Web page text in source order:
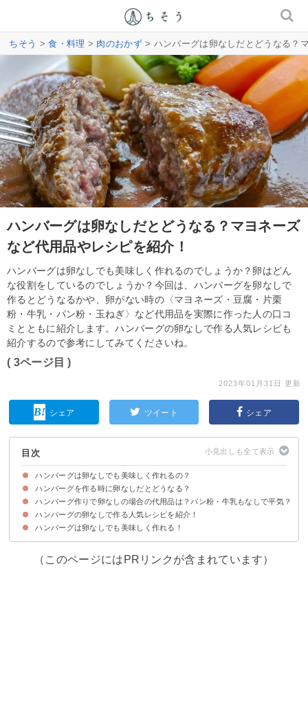
ちそう >食・料理 > 肉のおかず> ハンバーグは卵なしだとどうなる？
ハンバーグは卵なしだとどうなる？マヨネーズ
など代用品やレシピを紹介！
ハンバーグは卵なしでも美味しく作れるのでしょうか？卵はどん
な役割をしているのでしょうか？今回は、ハンバーグを卵なしで
作るとどうなるかや、卵がない時の〈マヨネーズ・豆腐・片栗
粉・牛乳・パン粉・玉ねぎ〉など代用品を実際に作った人の口コ
ミとともに紹介します。ハンバーグの卵なしで作る人気レシピも
紹介するので参考にしてみてくださいね。
( 3ページ目 )
2023年01月31日 更新
シェア ツイート シェア
目次
ハンバーグは卵なしでも美味しく作れるの？
ハンバーグの卵はつなぎの役割をしている
ハンバーグを作る時に卵なしだとどうなる？
ハンバーグの食感が固くなり肉感が増す
ハンバーグ作りで卵なしの場合の代用品は？パン粉・牛乳もなしで平気？
①マヨネーズ【定番】
②パン粉or片栗粉に浸した牛乳
③炒めた玉ねぎ
④豆腐
⑤塩
⑥ご飯
ハンバーグの卵なしで作る人気レシピを紹介！
①玉ねぎなしハンバーグ
②牛乳なしハンバーグ
③小麦粉なしハンバーグ
④卵なしでもふんわりハンバーグ
⑤見た目も可愛いハンバーグ
⑥ヘルシーな豆腐ハンバーグ
ハンバーグは卵なしでも美味しく作れる！
（このページにはPRリンクが含まれています）